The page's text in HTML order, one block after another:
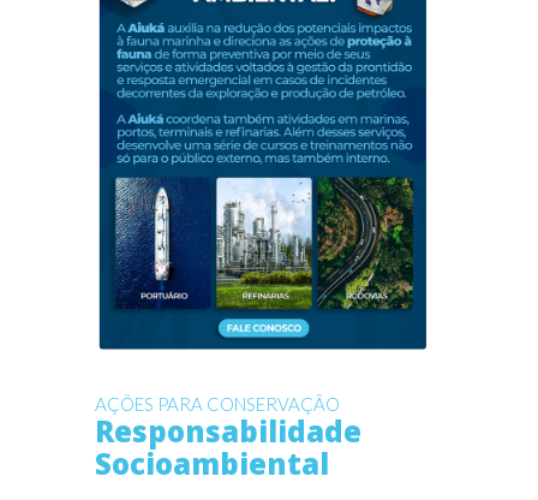
AÇÕES PARA CONSERVAÇÃO
Responsabilidade
Socioambiental